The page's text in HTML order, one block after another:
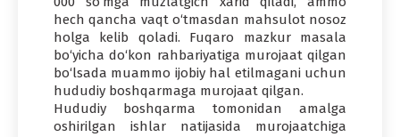
hech qancha vaqt o‘tmasdan mahsulot nosoz
holga kelib qoladi. Fuqaro mazkur masala
bo‘yicha do‘kon rahbariyatiga murojaat qilgan
bo‘lsada muammo ijobiy hal etilmagani uchun
hududiy boshqarmaga murojaat qilgan.
Hududiy boshqarma tomonidan amalga
oshirilgan ishlar natijasida murojaatchiga